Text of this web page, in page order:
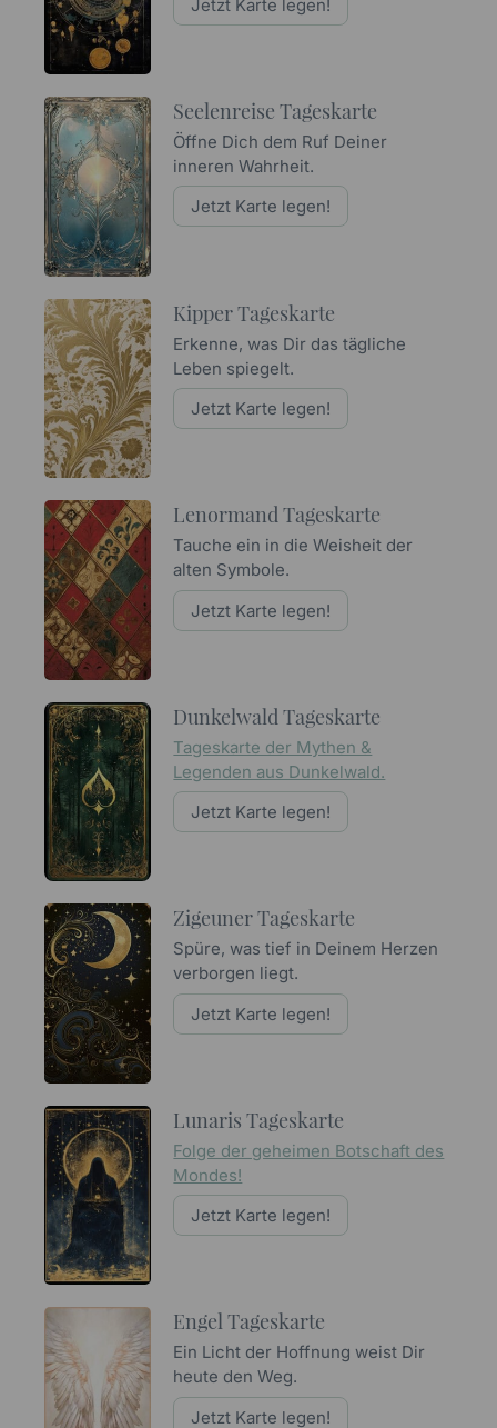
Jetzt Karte legen!
Seelenreise Tageskarte
Öffne Dich dem Ruf Deiner
inneren Wahrheit.
Jetzt Karte legen!
Kipper Tageskarte
Erkenne, was Dir das tägliche
Leben spiegelt.
Jetzt Karte legen!
Lenormand Tageskarte
Tauche ein in die Weisheit der
alten Symbole.
Jetzt Karte legen!
Dunkelwald Tageskarte
Tageskarte der Mythen &
Legenden aus Dunkelwald.
Jetzt Karte legen!
Zigeuner Tageskarte
Spüre, was tief in Deinem Herzen
verborgen liegt.
Jetzt Karte legen!
Lunaris Tageskarte
Folge der geheimen Botschaft des
Mondes!
Jetzt Karte legen!
Engel Tageskarte
Ein Licht der Hoffnung weist Dir
heute den Weg.
Jetzt Karte legen!